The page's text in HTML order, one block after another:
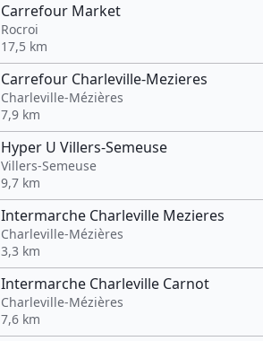
Carrefour Market
Rocroi
17,5 km
Carrefour Charleville-Mezieres
Charleville-Mézières
7,9 km
Hyper U Villers-Semeuse
Villers-Semeuse
9,7 km
Intermarche Charleville Mezieres
Charleville-Mézières
3,3 km
Intermarche Charleville Carnot
Charleville-Mézières
7,6 km